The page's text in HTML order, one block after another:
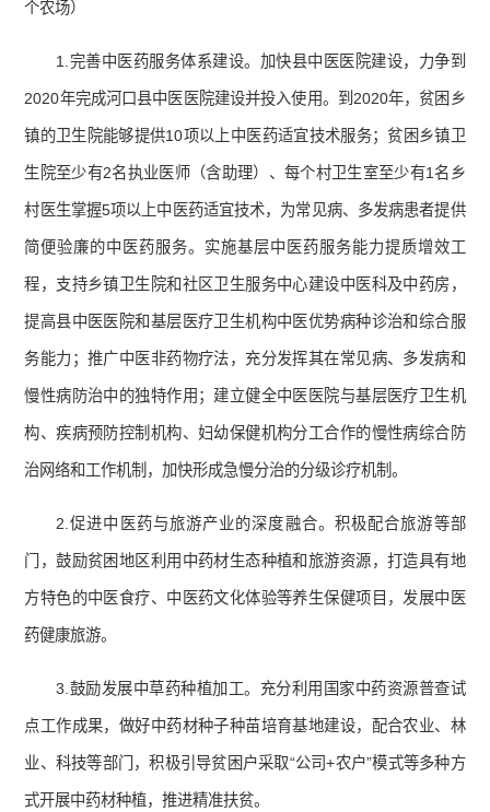
个农场）
1.完善中医药服务体系建设。加快县中医医院建设，力争到
2020年完成河口县中医医院建设并投入使用。到2020年，贫困乡
镇的卫生院能够提供10项以上中医药适宜技术服务；贫困乡镇卫
生院至少有2名执业医师（含助理）、每个村卫生室至少有1名乡
村医生掌握5项以上中医药适宜技术，为常见病、多发病患者提供
简便验廉的中医药服务。实施基层中医药服务能力提质增效工
程，支持乡镇卫生院和社区卫生服务中心建设中医科及中药房，
提高县中医医院和基层医疗卫生机构中医优势病种诊治和综合服
务能力；推广中医非药物疗法，充分发挥其在常见病、多发病和
慢性病防治中的独特作用；建立健全中医医院与基层医疗卫生机
构、疾病预防控制机构、妇幼保健机构分工合作的慢性病综合防
治网络和工作机制，加快形成急慢分治的分级诊疗机制。
2.促进中医药与旅游产业的深度融合。积极配合旅游等部
门，鼓励贫困地区利用中药材生态种植和旅游资源，打造具有地
方特色的中医食疗、中医药文化体验等养生保健项目，发展中医
药健康旅游。
3.鼓励发展中草药种植加工。充分利用国家中药资源普查试
点工作成果，做好中药材种子种苗培育基地建设，配合农业、林
业、科技等部门，积极引导贫困户采取“公司+农户”模式等多种方
式开展中药材种植，推进精准扶贫。